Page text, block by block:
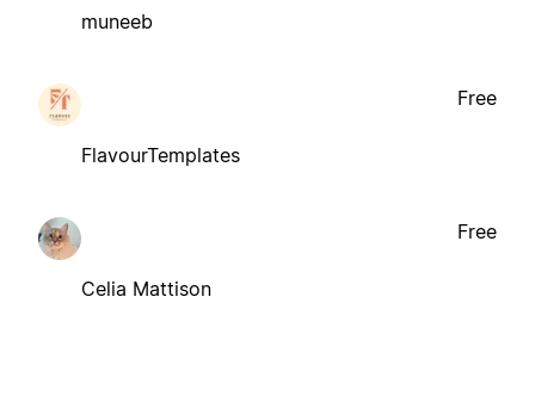
muneeb
FlavourTemplates
Free
Celia Mattison
Free